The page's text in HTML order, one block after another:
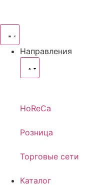
Направления
HoReCa
Розница
Торговые сети
Каталог